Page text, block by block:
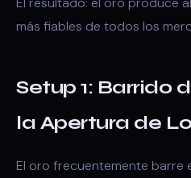
más fiables de todos los
Setup 1: Barrido
la Apertura de
El oro frecuentemente barre